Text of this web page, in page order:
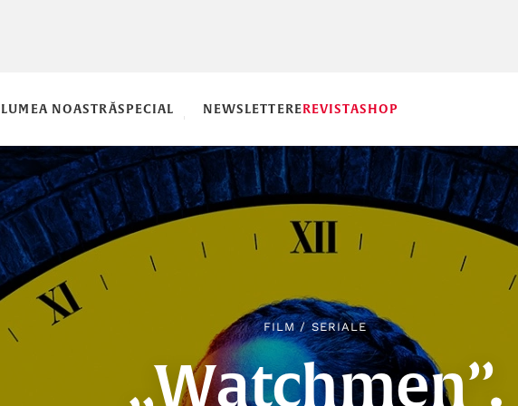
LUMEA NOASTRĂSPECIAL NEWSLETTEREREVISTASHOP
FILM /SERIALE
„Watchmen”.